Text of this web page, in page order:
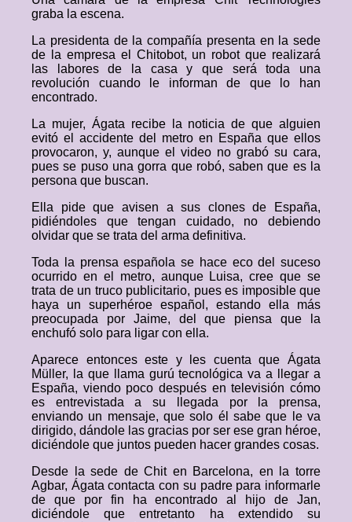
graba la escena.
La presidenta de la compañía presenta en la sede
de la empresa el Chitobot, un robot que realizará
las labores de la casa y que será toda una
revolución cuando le informan de que lo han
encontrado.
La mujer, Ágata recibe la noticia de que alguien
evitó el accidente del metro en España que ellos
provocaron, y, aunque el video no grabó su cara,
pues se puso una gorra que robó, saben que es la
persona que buscan.
Ella pide que avisen a sus clones de España,
pidiéndoles que tengan cuidado, no debiendo
olvidar que se trata del arma definitiva.
Toda la prensa española se hace eco del suceso
ocurrido en el metro, aunque Luisa, cree que se
trata de un truco publicitario, pues es imposible que
haya un superhéroe español, estando ella más
preocupada por Jaime, del que piensa que la
enchufó solo para ligar con ella.
Aparece entonces este y les cuenta que Ágata
Müller, la que llama gurú tecnológica va a llegar a
España, viendo poco después en televisión cómo
es entrevistada a su llegada por la prensa,
enviando un mensaje, que solo él sabe que le va
dirigido, dándole las gracias por ser ese gran héroe,
diciéndole que juntos pueden hacer grandes cosas.
Desde la sede de Chit en Barcelona, en la torre
Agbar, Ágata contacta con su padre para informarle
de que por fin ha encontrado al hijo de Jan,
diciéndole que entretanto ha extendido su